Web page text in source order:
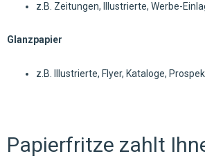
z.B. Zeitungen, Illustrierte, Werbe-
Glanzpapier
z.B. Illustrierte, Flyer, Kataloge,
Papierfritze zahlt